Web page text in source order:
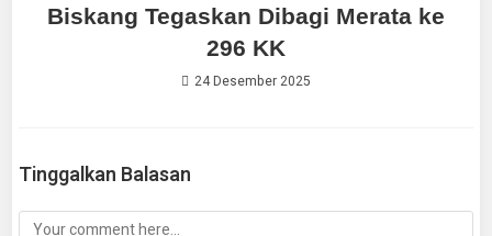
Biskang Tegaskan Dibagi Merata ke
296 KK
24 Desember 2025
Tinggalkan Balasan
Comment